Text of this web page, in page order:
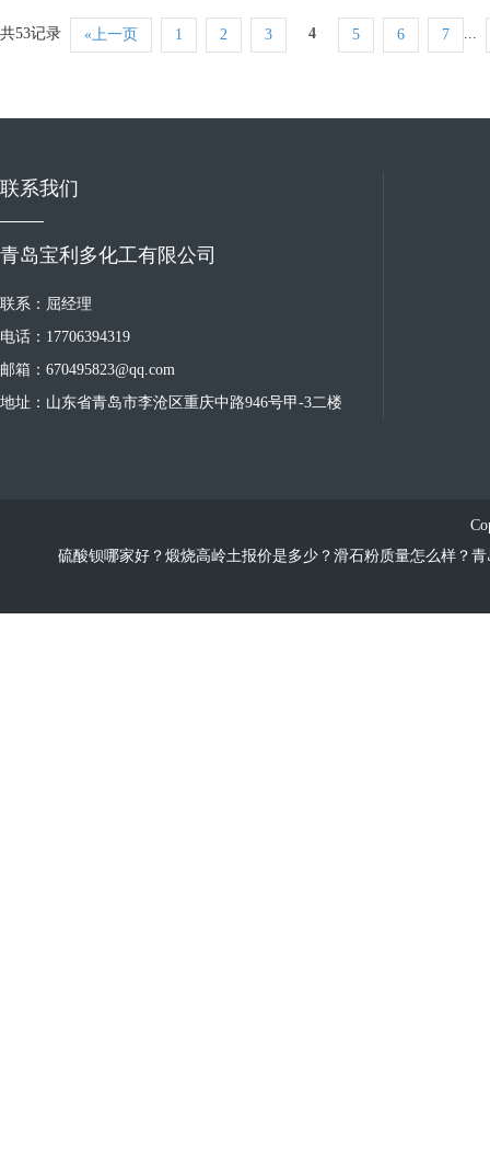
共53记录 «上一页 1 2 3 4 5 6 7
联系我们
青岛宝利多化工有限公司
联系：屈经理
电话：17706394319
邮箱：670495823@qq.com
地址：山东省青岛市李沧区重庆中路946号甲-3二楼
硫酸钡哪家好？煅烧高岭土报价是多少？滑石粉质量怎么样？